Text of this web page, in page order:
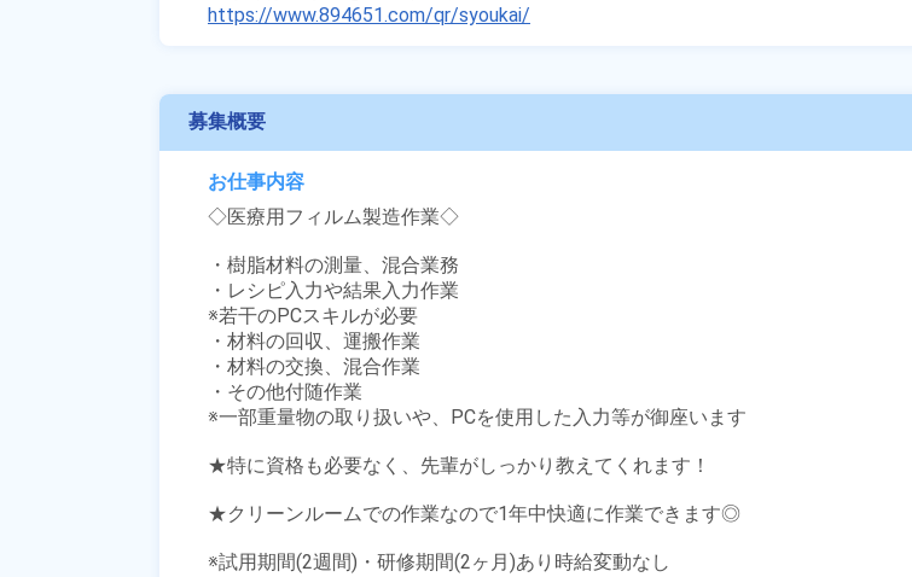
https://www.894651.com/qr/syoukai/
募集概要
お仕事内容
◇医療用フィルム製造作業◇
・樹脂材料の測量、混合業務
・レシピ入力や結果入力作業
※若干のPCスキルが必要
・材料の回収、運搬作業
・材料の交換、混合作業
・その他付随作業
※一部重量物の取り扱いや、PCを使用した入力等が御座います
★特に資格も必要なく、先輩がしっかり教えてくれます！
★クリーンルームでの作業なので1年中快適に作業できます◎
※試用期間(2週間)・研修期間(2ヶ月)あり時給変動なし